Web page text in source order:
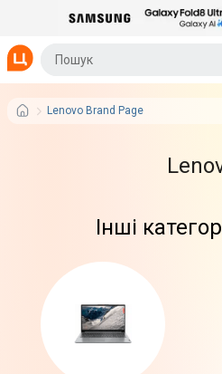
Lenovo Brand Page
Інші